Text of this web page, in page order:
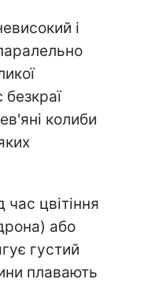
і
безкраї
колиби
час цвітіння
або
густий
плавають